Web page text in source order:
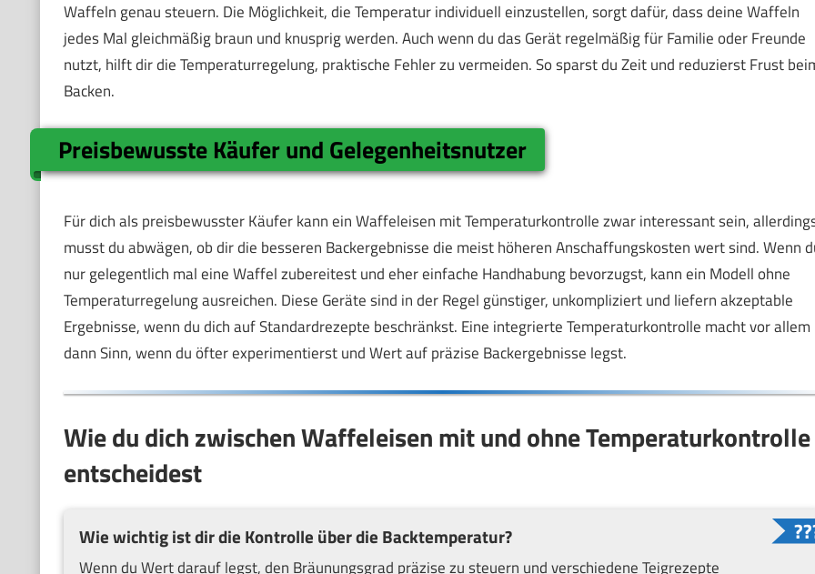
Waffeln genau steuern. Die Möglichkeit, die Temperatur individuell einzustellen, sorgt dafür, dass deine Waffeln
jedes Mal gleichmäßig braun und knusprig werden. Auch wenn du das Gerät regelmäßig für Familie oder Freunde
nutzt, hilft dir die Temperaturregelung, praktische Fehler zu vermeiden. So sparst du Zeit und reduzierst Frust
Backen.
Preisbewusste Käufer und Gelegenheitsnutzer
Für dich als preisbewusster Käufer kann ein Waffeleisen mit Temperaturkontrolle zwar interessant sein,
musst du abwägen, ob dir die besseren Backergebnisse die meist höheren Anschaffungskosten wert sind. Wenn
nur gelegentlich mal eine Waffel zubereitest und eher einfache Handhabung bevorzugst, kann ein Modell ohne
Temperaturregelung ausreichen. Diese Geräte sind in der Regel günstiger, unkompliziert und liefern akzeptable
Ergebnisse, wenn du dich auf Standardrezepte beschränkst. Eine integrierte Temperaturkontrolle macht vor allem
dann Sinn, wenn du öfter experimentierst und Wert auf präzise Backergebnisse legst.
Wie du dich zwischen Waffeleisen mit und ohne Temperaturkontrolle
entscheidest
Wie wichtig ist dir die Kontrolle über die Backtemperatur?
Wenn du Wert darauf legst, den Bräunungsgrad präzise zu steuern und verschiedene Teigrezepte